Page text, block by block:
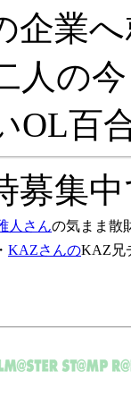
企業
人の
OL百
募集
人さんの気まま散
KAZさんのKAZ兄